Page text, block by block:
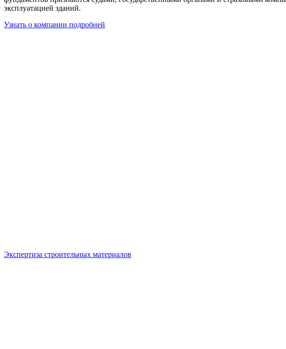
эксплуатацией зданий.
Узнать о компании подробней
Экспертиза строительных материалов